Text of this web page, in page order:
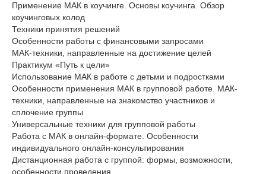
Применение МАК в коучинге. Основы коучинга. Обзор
коучинговых колод
Техники принятия решений
Особенности работы с финансовыми запросами
МАК-техники, направленные на достижение целей
Практикум «Путь к цели»
Использование МАК в работе с детьми и подростками
Особенности применения МАК в групповой работе. МАК-
техники, направленные на знакомство участников и
сплочение группы
Универсальные техники для групповой работы
Работа с МАК в онлайн-формате. Особенности
индивидуального онлайн-консультирования
Дистанционная работа с группой: формы, возможности,
особенности проведения